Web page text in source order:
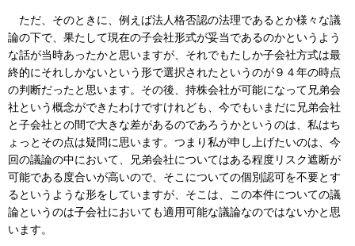
ただ、そのときに、例えば法人格否認の法理であるとか様々な議
論の下で、果たして現在の子会社形式が妥当であるのかというよう
な話が当時あったかと思いますが、それでもたしか子会社方式は最
終的にそれしかないという形で選択されたというのが９４年の時点
の判断だったと思います。その後、持株会社が可能になって兄弟会
社という概念ができたわけですけれども、今でもいまだに兄弟会社
と子会社との間で大きな差があるのであろうかというのは、私はち
ょっとその点は疑問に思います。つまり私が申し上げたいのは、今
回の議論の中において、兄弟会社についてはある程度リスク遮断が
可能である度合いが高いので、そこについての個別認可を不要とす
るというような形をしていますが、そこは、この本件についての議
論というのは子会社においても適用可能な議論なのではないかと思
います。